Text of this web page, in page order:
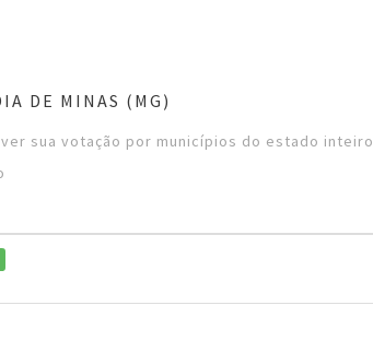
DE MINAS (MG)
sua votação por municípios do estado inteiro